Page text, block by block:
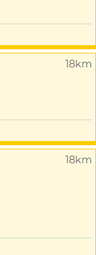
18km
18km